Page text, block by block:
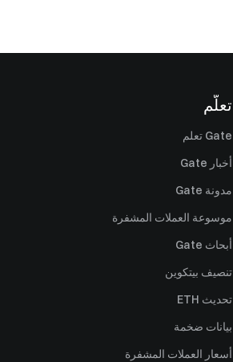
تعلّم
Gate تعلم
أخبار Gate
مدونة Gate
موسوعة العملات المشفرة
أبحاث Gate
تنصيف بيتكوين
تحديث ETH
بيانات ضخمة
أسعار العملات المشفرة